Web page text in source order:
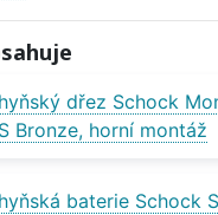
dřez Schock
Bronze, horní montáž
baterie Schock